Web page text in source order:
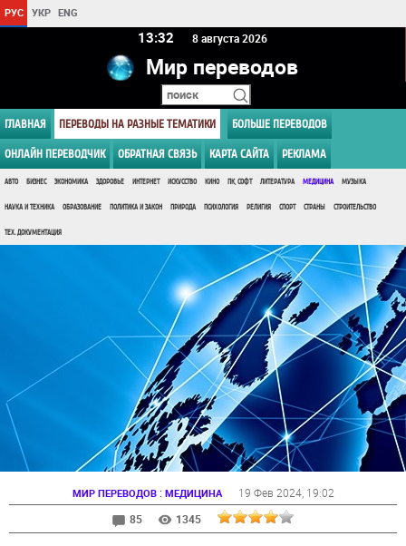
РУС УКР ENG
13 32 8 августа 2026
Мир переводов
ГЛАВНАЯ ПЕРЕВОДЫ НА РАЗНЫЕ ТЕМАТИКИ БОЛЬШЕ ПЕРЕВОДОВ
ОНЛАЙН ПЕРЕВОДЧИК ОБРАТНАЯ СВЯЗЬ КАРТА САЙТА РЕКЛАМА
АВТО БИЗНЕС ЭКОНОМИКА ЗДОРОВЬЕ ИНТЕРНЕТ ИСКУССТВО КИНО ПК, СОФТ ЛИТЕРАТУРА МЕДИЦИНА МУЗЫКА
НАУКА И ТЕХНИКА ОБРАЗОВАНИЕ ПОЛИТИКА И ЗАКОН ПРИРОДА ПСИХОЛОГИЯ РЕЛИГИЯ СПОРТ СТРАНЫ СТРОИТЕЛЬСТВО
ТЕХ. ДОКУМЕНТАЦИЯ
МИР ПЕРЕВОДОВ: МЕДИЦИНА 19 Фев 2024, 19:02
85
1345